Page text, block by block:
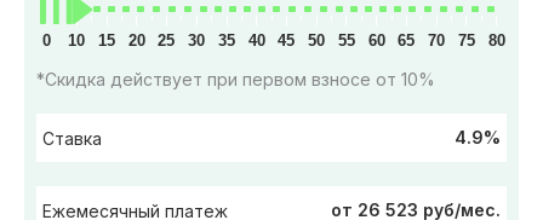
0 10 15 20 25 30 35 40 45 50 55 60 65 70 75 80
*Скидка действует при первом взносе от 10%
Ставка 4.9%
Ежемесячный платеж от 26 523 руб/мес.